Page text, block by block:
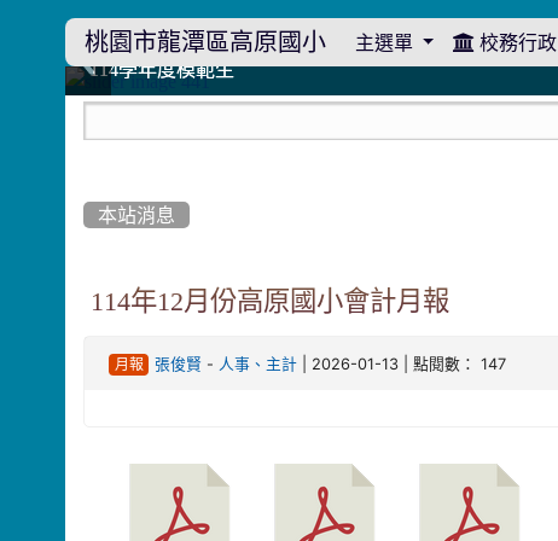
桃園市龍潭區高原國小 主選單 校務行政
114學年度模範生
114學年度模範生
高原110 追夢向前行
高原110 追夢向前行
橄欖樹群
橄欖樹群
:::
本站消息
114年12月份高原國小會計月報
月報 張俊賢 - 人事、主計 | 2026-01-13 | 點閱數： 147